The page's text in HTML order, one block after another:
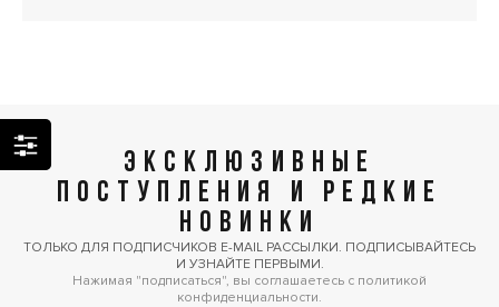
ЭКСКЛЮЗИВНЫЕ
ПОСТУПЛЕНИЯ И РЕДКИЕ
НОВИНКИ
ТОЛЬКО ДЛЯ ПОДПИСЧИКОВ E-MAIL РАССЫЛКИ. ПОДПИСЫВАЙТЕСЬ
И УЗНАЙТЕ ПЕРВЫМИ.
Нажимая "подписаться", вы соглашаетесь с политикой
конфиденциальности.